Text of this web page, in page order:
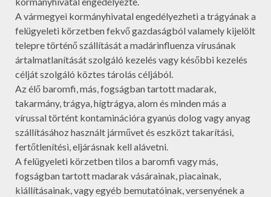
A vármegyei kormányhivatal engedélyezheti a trágyának a
felügyeleti körzetben fekvő gazdaságból valamely kijelölt
telepre történő szállítását a madárinfluenza vírusának
ártalmatlanítását szolgáló kezelés vagy későbbi kezelés
célját szolgáló köztes tárolás céljából.
Az élő baromfi, más, fogságban tartott madarak,
takarmány, trágya, hígtrágya, alom és minden más a
vírussal történt kontaminációra gyanús dolog vagy anyag
szállításához használt járművet és eszközt takarítási,
fertőtlenítési, eljárásnak kell alávetni.
A felügyeleti körzetben tilos a baromfi vagy más,
fogságban tartott madarak vásárainak, piacainak,
kiállításainak, vagy egyéb bemutatóinak, versenyének a